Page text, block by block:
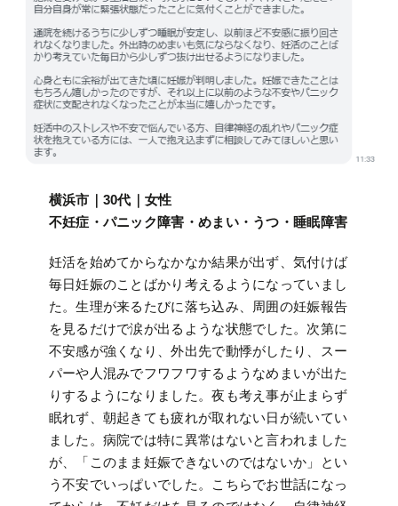
横浜市｜30代｜女性
不妊症・パニック障害・めまい・うつ・睡眠障害
妊活を始めてからなかなか結果が出ず、気付けば
毎日妊娠のことばかり考えるようになっていまし
た。生理が来るたびに落ち込み、周囲の妊娠報告
を見るだけで涙が出るような状態でした。次第に
不安感が強くなり、外出先で動悸がしたり、スー
パーや人混みでフワフワするようなめまいが出た
りするようになりました。夜も考え事が止まらず
眠れず、朝起きても疲れが取れない日が続いてい
ました。病院では特に異常はないと言われました
が、「このまま妊娠できないのではないか」とい
う不安でいっぱいでした。こちらでお世話になっ